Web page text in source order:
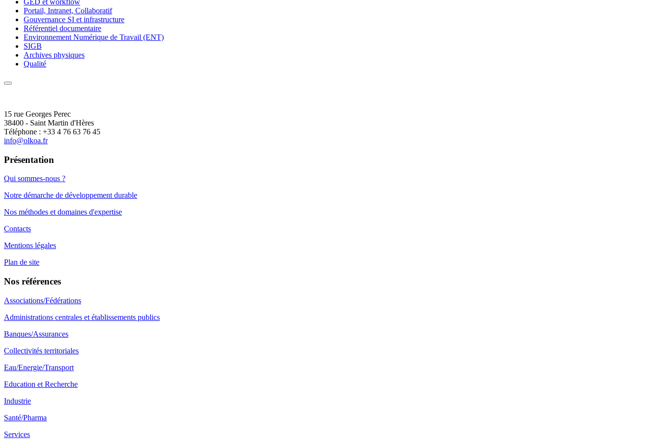
GED et workflow
Portail, Intranet, Collaboratif
Gouvernance SI et infrastructure
Référentiel documentaire
Environnement Numérique de Travail (ENT)
SIGB
Archives physiques
Qualité
15 rue Georges Perec
38400 - Saint Martin d'Hères
Téléphone : +33 4 76 63 76 45
info@olkoa.fr
Présentation
Qui sommes-nous ?
Notre démarche de développement durable
Nos méthodes et domaines d'expertise
Contacts
Mentions légales
Plan de site
Nos références
Associations/Fédérations
Administrations centrales et établissements publics
Banques/Assurances
Collectivités territoriales
Eau/Energie/Transport
Education et Recherche
Industrie
Santé/Pharma
Services